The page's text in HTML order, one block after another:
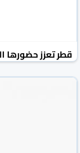
قطر تعزز حضورها